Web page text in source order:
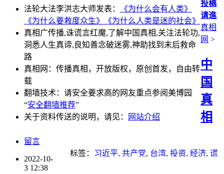
法轮大法李洪志大师发表：
《为什么会有人类》
《为什么要救度众生》
《为什么人类是迷的社会》
真相广传播,诛谎言红魔,了解中国真相,关注法轮功,
洞悉人生真谛,良知善念破迷雾,神助找到末后救命
路
真相网：传播真相，开放版权，原创首发，自由转
载
翻墙技术：请安全要求高的网友重点参阅美博园
“安全翻墙推荐”
关于资料传送的说明，请见：
网站介绍
投稿
请進
真相
网 >
中
国
真
相
留言
标签： 习近平, 共产党, 台湾, 投资, 经济, 谎
2022-10-
3 12:38